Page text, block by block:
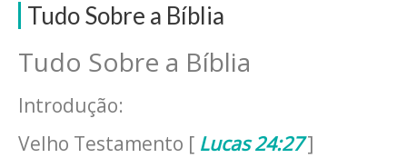
Tudo Sobre a Bíblia
Tudo Sobre a Bíblia
Introdução:
Velho Testamento [ Lucas 24:27]